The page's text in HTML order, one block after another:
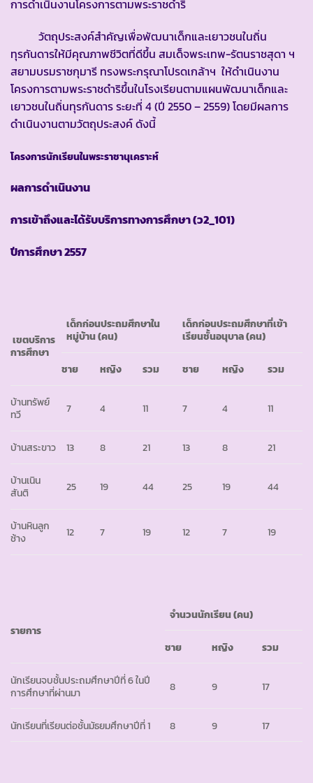
การดำเนินงานโครงการตามพระราชดำริ
วัตถุประสงค์สำคัญเพื่อพัฒนาเด็กและเยาวชนในถิ่น
ทุรกันดารให้มีคุณภาพชีวิตที่ดีขึ้น สมเด็จพระเทพ-รัตนราชสุดา ฯ
สยามบรมราชกุมารี ทรงพระกรุณาโปรดเกล้าฯ ให้ดำเนินงาน
โครงการตามพระราชดำริขึ้นในโรงเรียนตามแผนพัฒนาเด็กและ
เยาวชนในถิ่นทุรกันดาร ระยะที่ 4 (ปี 2550 – 2559) โดยมีผลการ
ดำเนินงานตามวัตถุประสงค์ ดังนี้
โครงการนักเรียนในพระราชานุเคราะห์
ผลการดำเนินงาน
การเข้าถึงและได้รับบริการทางการศึกษา(ว2_101)
ปีการศึกษา2557
เขตบริการ
การศึกษา
เด็กก่อนประถมศึกษาใน
หมู่บ้าน(คน)
เด็กก่อนประถมศึกษาที่เข้า
เรียนชั้นอนุบาล(คน)
ชาย หญิง รวม ชาย หญิง รวม
บ้านทรัพย์
ทวี
7 4 11 7 4 11
บ้านสระขาว 13 8 21 13 8 21
บ้านเนิน
สันติ
25 19 44 25 19 44
บ้านหินลูก
ช้าง
12 7 19 12 7 19
รายการ
จำนวนนักเรียน(คน)
ชาย หญิง รวม
นักเรียนจบชั้นประถมศึกษาปีที่ 6 ในปี
การศึกษาที่ผ่านมา
8 9 17
นักเรียนที่เรียนต่อชั้นมัธยมศึกษาปีที่ 1 8 9 17